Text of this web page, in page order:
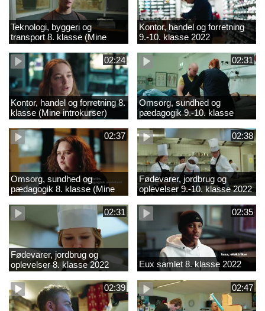
Teknologi, byggeri og
transport 8. klasse (Mine
introkurser) 2022
Kontor, handel og forretning
9.-10. klasse 2022
02:24
Kontor, handel og forretning 8.
klasse (Mine introkurser)
2022
02:31
Omsorg, sundhed og
pædagogik 9.-10. klasse
2022
02:37
Omsorg, sundhed og
pædagogik 8. klasse (Mine
introkurser) 2022
02:38
Fødevarer, jordbrug og
oplevelser 9.-10. klasse 2022
02:31
Fødevarer, jordbrug og
oplevelser 8. klasse 2022
02:35
Eux samlet 8. klasse 2022
02:39 02:47